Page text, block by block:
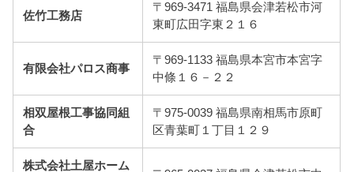
佐竹工務店
〒969-3471 福島県会津若松市河
東町広田字東２１６
有限会社パロス商事
〒969-1133 福島県本宮市本宮字
中條１６－２２
相双屋根工事協同組
合
〒975-0039 福島県南相馬市原町
区青葉町１丁目１２９
株式会社土屋ホーム